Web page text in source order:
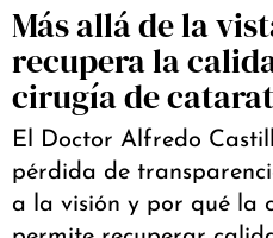
Más allá de la
recupera la
cirugía de
El Doctor Alfredo
pérdida de
a la visión y por qué la